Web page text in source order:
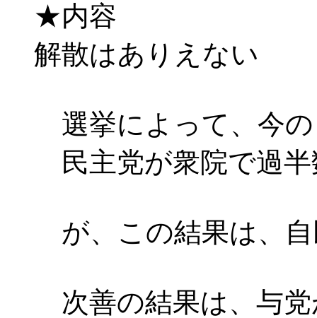
★内容
解散はありえない
選挙によって、今
民主党が衆院で過半
が、この結果は、
次善の結果は、与党